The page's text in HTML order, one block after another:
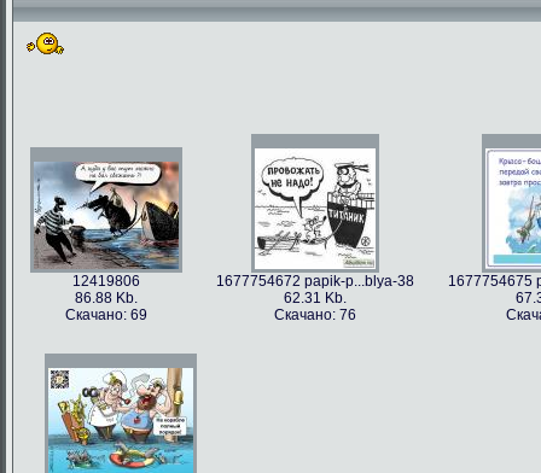
12419806
86.88 Kb.
Скачано: 69
1677754672 papik-p...blya-38
62.31 Kb.
Скачано: 76
1677754675